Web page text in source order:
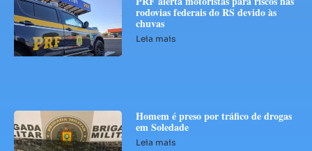
rodovias federais do RS devido às
chuvas
Leia mais
Homem é preso por tráfico de drogas
em Soledade
Leia mais